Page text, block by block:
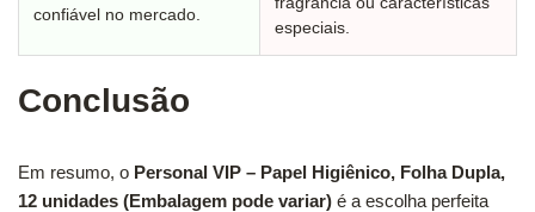
confiável no mercado.
especiais.
Conclusão
Em resumo, o Personal VIP – Papel Higiênico, Folha Dupla,
12 unidades (Embalagem pode variar) é a escolha perfeita